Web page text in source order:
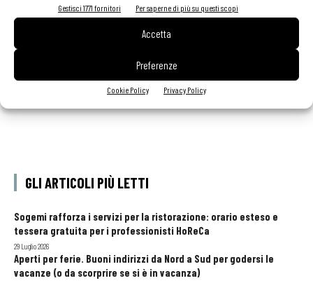
Gestisci 1771 fornitori Per saperne di più su questi scopi
Accetta
Preferenze
Cookie Policy Privacy Policy
Morellino del Cuore 2026: selezionati i dieci vini
GLI ARTICOLI PIÙ LETTI
Sogemi rafforza i servizi per la ristorazione: orario esteso e
tessera gratuita per i professionisti HoReCa
29 Luglio 2026
Aperti per ferie. Buoni indirizzi da Nord a Sud per godersi le
vacanze (o da scorprire se si è in vacanza)